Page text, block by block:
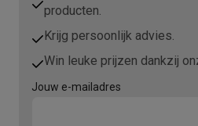
producten.
Krijg persoonlijk advies.
Win leuke prijzen dankzij
Jouw e-mailadres